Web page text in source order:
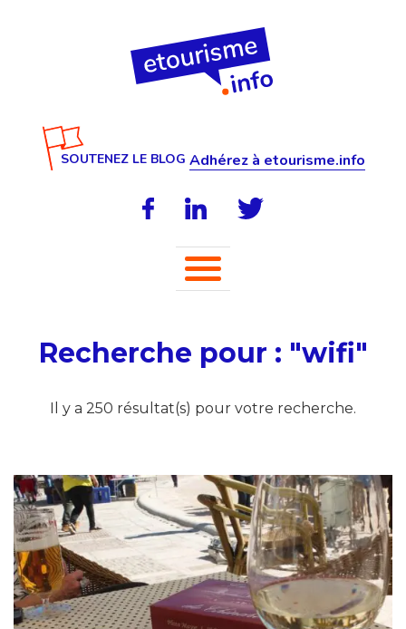
SOUTENEZ LE BLOG Adhérez à etourisme.info
Recherche pour : "wifi"
Il y a 250 résultat(s) pour votre recherche.